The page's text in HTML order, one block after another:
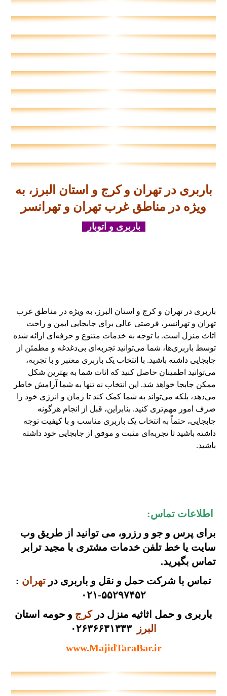
باربری در تهران و کرج و استان البرز، به
ویژه در مناطق غرب تهران و تهرانسر
باربری و اتوبار
باربری در تهران و کرج و استان البرز، به ویژه در مناطق غرب
تهران و تهرانسر، فرصتی عالی برای جابجایی ایمن و راحت
اثاث منزل است. با توجه به خدمات متنوع و حرفه‌ای ارائه شده
توسط باربری‌ها، شما می‌توانید تجربه‌ای بی‌دغدغه و مطمئن از
جابجایی داشته باشید. با انتخاب یک باربری معتبر و با تجربه،
می‌توانید اطمینان حاصل کنید که اثاث شما به بهترین شکل
ممکن جابجا خواهد شد. این انتخاب نه تنها به شما آرامش خاطر
می‌دهد، بلکه می‌تواند به شما کمک کند تا زمان و انرژی خود را
صرف امور مهم‌تری کنید. بنابراین، قبل از انجام هرگونه
جابجایی، حتماً به انتخاب یک باربری مناسب و با کیفیت توجه
داشته باشید تا تجربه‌ای مثبت و موفق از جابجایی خود داشته
باشید.
اطلاعات تماس:
برای پرس و جو و رزرو، می توانید از طریق وب
سایت یاخط تلفن خدمات مشتری با مجید ترابر
تماس بگیرید.
تماس با شرکت حمل و نقل و باربری در تهران :
۵۵۲۹۷۴۵۲-۰۲۱
باربری و حمل اثاثیه منزل درکرج و حومه استان
البرز
۰۲۶۳۶۶۳۱۳۳۳
www.MajidTaraBar.ir